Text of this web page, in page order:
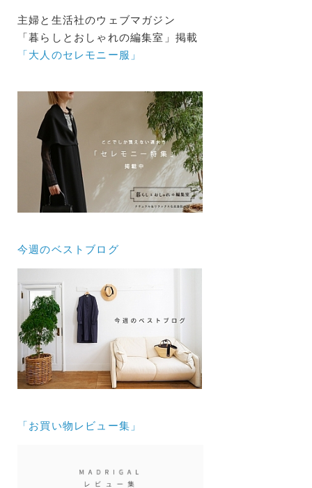
主婦と生活社のウェブマガジン
「暮らしとおしゃれの編集室」掲載
「大人のセレモニー服」
今週のベストブログ
「お買い物レビュー集」